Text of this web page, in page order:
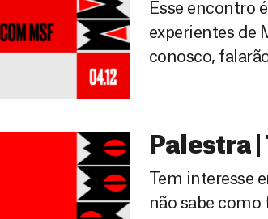
Esse encontro
experientes de
conosco,
Palestra
Tem interesse
não sabe